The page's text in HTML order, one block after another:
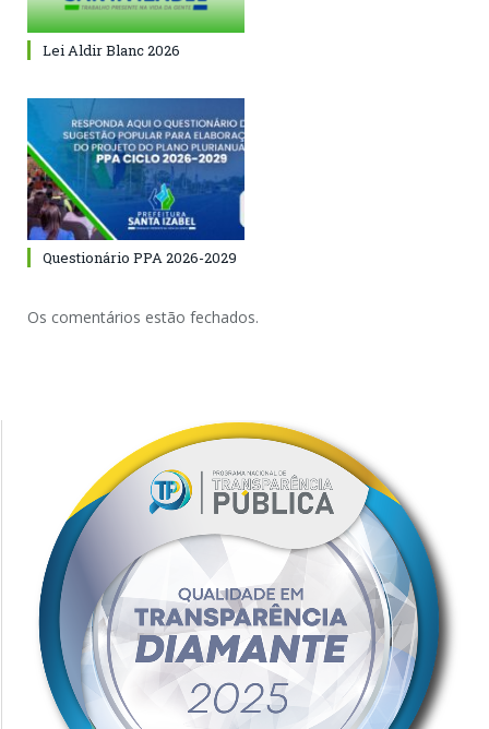
Lei Aldir Blanc 2026
Questionário PPA 2026-2029
Os comentários estão fechados.